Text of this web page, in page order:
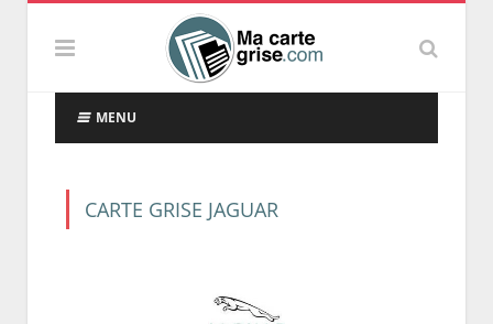
MENU
CARTE GRISE JAGUAR